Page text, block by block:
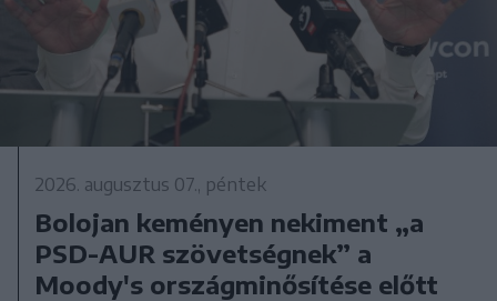
2026. augusztus 07., péntek
Bolojan keményen nekiment „a
PSD-AUR szövetségnek” a
Moody's országminősítése előtt